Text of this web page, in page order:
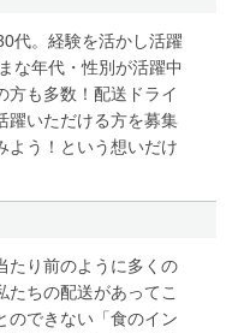
代。経験を活かし活躍
な年代・性別が活躍中
方も多数！配送ドライ
躍いただける方を募集
よう！という想いだけ
たり前のように多くの
ちの配送があってこ
のできない「食のイン